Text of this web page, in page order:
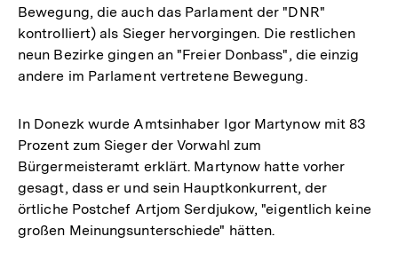
Bewegung, die auch das Parlament der "DNR"
kontrolliert) als Sieger hervorgingen. Die restlichen
neun Bezirke gingen an "Freier Donbass", die einzig
andere im Parlament vertretene Bewegung.
In Donezk wurde Amtsinhaber Igor Martynow mit 83
Prozent zum Sieger der Vorwahl zum
Bürgermeisteramt erklärt. Martynow hatte vorher
gesagt, dass er und sein Hauptkonkurrent, der
örtliche Postchef Artjom Serdjukow, "eigentlich keine
großen Meinungsunterschiede" hätten.